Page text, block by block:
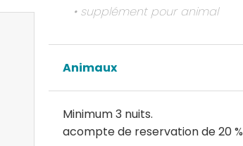
• supplément pour animal
Animaux
Minimum 3 nuits.
acompte de reservation de 20 %